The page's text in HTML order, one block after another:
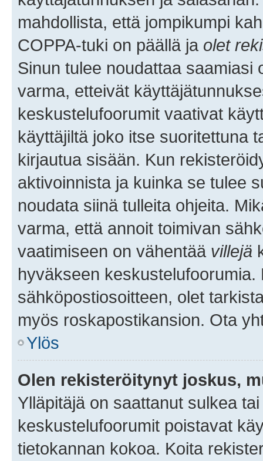
mahdollista, että jompikumpi
COPPA-tuki on päällä ja olet
Sinun tulee noudattaa saamiasi
varma, etteivät
keskustelufoorumit vaativat
käyttäjiltä joko itse suoritettuna
kirjautua sisään. Kun
aktivoinnista ja kuinka se tulee
noudata siinä tulleita ohjeita.
varma, että annoit toimivan
vaatimiseen on vähentää villejä
hyväkseen
sähköpostiosoitteen, olet
myös roskapostikansion. Ota
Ylös
Olen rekisteröitynyt joskus,
Ylläpitäjä on saattanut sulkea
keskustelufoorumit poistavat
tietokannan kokoa. Koita